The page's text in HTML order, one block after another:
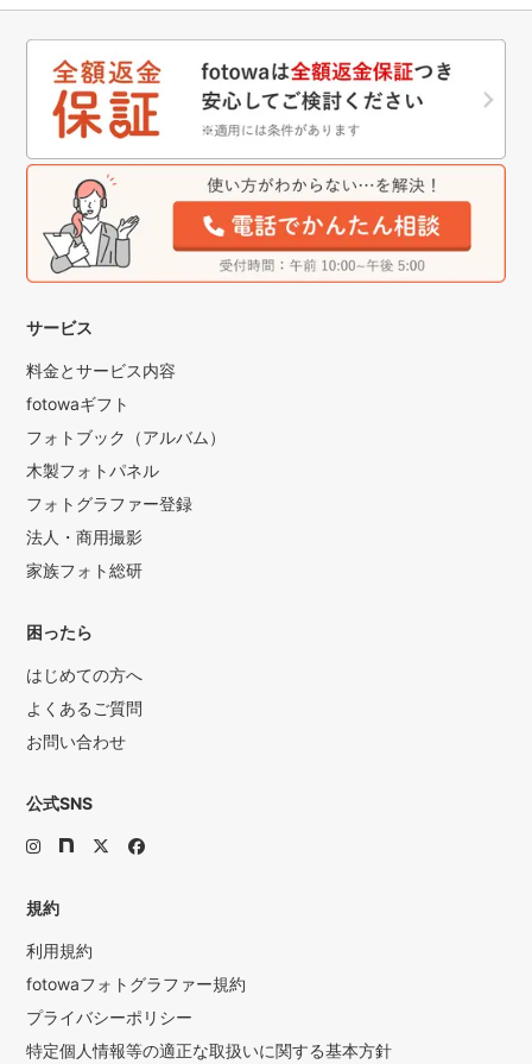
サービス
料金とサービス内容
fotowaギフト
フォトブック（アルバム）
木製フォトパネル
フォトグラファー登録
法人・商用撮影
家族フォト総研
困ったら
はじめての方へ
よくあるご質問
お問い合わせ
公式SNS
規約
利用規約
fotowaフォトグラファー規約
プライバシーポリシー
特定個人情報等の適正な取扱いに関する基本方針